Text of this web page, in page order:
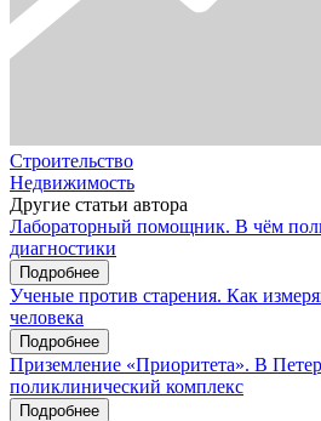
Строительство
Недвижимость
Другие статьи автора
Лабораторный помощник. В чём
диагностики
Подробнее
Ученые против старения. Как
человека
Подробнее
Приземление «Приоритета». В
поликлинический комплекс
Подробнее